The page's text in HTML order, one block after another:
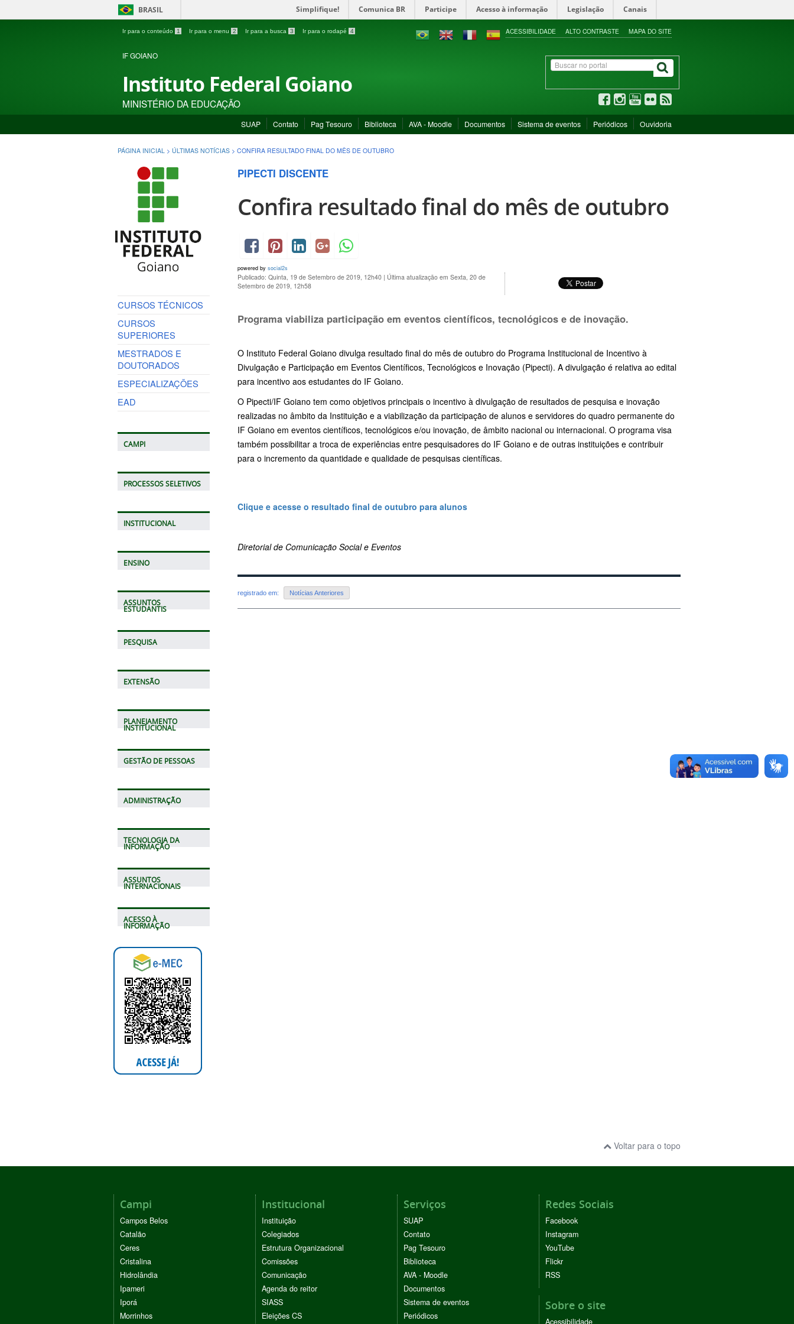
BRASIL Simplifique! Comunica BR Participe Acesso à informação Legislação Canais
Ir para o conteúdo 1 Ir para o menu 2 Ir para a busca 3 Ir para o rodapé 4 ACESSIBILIDADE ALTO CONTRASTE MAPA DO SITE
IF GOIANO
Instituto Federal Goiano
MINISTÉRIO DA EDUCAÇÃO
SUAP Contato Pag Tesouro Biblioteca AVA - Moodle Documentos Sistema de eventos Periódicos Ouvidoria
PÁGINA INICIAL > ÚLTIMAS NOTÍCIAS > CONFIRA RESULTADO FINAL DO MÊS DE OUTUBRO
CURSOS TÉCNICOS
CURSOS
SUPERIORES
MESTRADOS E
DOUTORADOS
ESPECIALIZAÇÕES
EAD
CAMPI
PROCESSOS SELETIVOS
INSTITUCIONAL
ENSINO
ASSUNTOS
ESTUDANTIS
PESQUISA
EXTENSÃO
PLANEJAMENTO
INSTITUCIONAL
GESTÃO DE PESSOAS
ADMINISTRAÇÃO
TECNOLOGIA DA
INFORMAÇÃO
ASSUNTOS
INTERNACIONAIS
ACESSO À
INFORMAÇÃO
PIPECTI DISCENTE
Confira resultado final do mês de outubro
powered by social2s
Publicado: Quinta, 19 de Setembro de 2019, 12h40 | Última atualização em Sexta, 20 de
Setembro de 2019, 12h58
Programa viabiliza participação em eventos científicos, tecnológicos e de inovação.
O Instituto Federal Goiano divulga resultado final do mês de outubro do Programa Institucional de Incentivo à
Divulgação e Participação em Eventos Científicos, Tecnológicos e Inovação (Pipecti). A divulgação é relativa ao edital
para incentivo aos estudantes do IF Goiano.
O Pipecti/IF Goiano tem como objetivos principais o incentivo à divulgação de resultados de pesquisa e inovação
realizadas no âmbito da Instituição e a viabilização da participação de alunos e servidores do quadro permanente do
IF Goiano em eventos científicos, tecnológicos e/ou inovação, de âmbito nacional ou internacional. O programa visa
também possibilitar a troca de experiências entre pesquisadores do IF Goiano e de outras instituições e contribuir
para o incremento da quantidade e qualidade de pesquisas científicas.
Clique e acesse o resultado final de outubro para alunos
Diretorial de Comunicação Social e Eventos
registrado em: Notícias Anteriores
Voltar para o topo
Campi
Campos Belos
Catalão
Ceres
Cristalina
Hidrolândia
Ipameri
Iporá
Morrinhos
Institucional
Instituição
Colegiados
Estrutura Organizacional
Comissões
Comunicação
Agenda do reitor
SIASS
Eleições CS
Serviços
SUAP
Contato
Pag Tesouro
Biblioteca
AVA - Moodle
Documentos
Sistema de eventos
Periódicos
Redes Sociais
Facebook
Instagram
YouTube
Flickr
RSS
Sobre o site